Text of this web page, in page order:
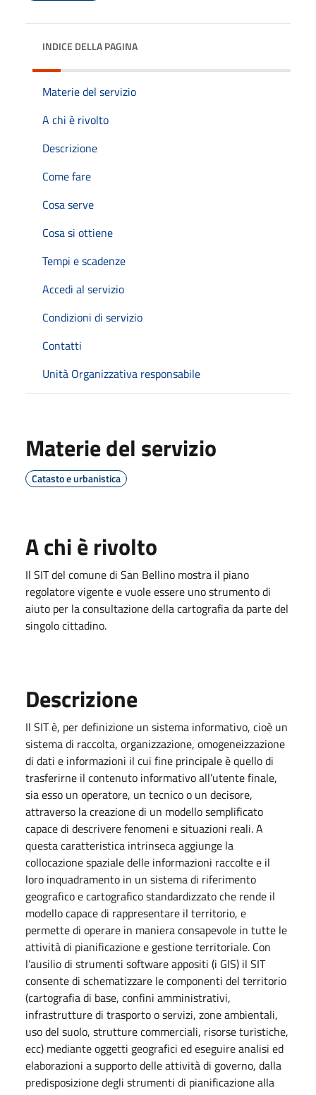
INDICE DELLA PAGINA
Materie del servizio
A chi è rivolto
Descrizione
Come fare
Cosa serve
Cosa si ottiene
Tempi e scadenze
Accedi al servizio
Condizioni di servizio
Contatti
Unità Organizzativa responsabile
Materie del servizio
Catasto e urbanistica
A chi è rivolto
Il SIT del comune di San Bellino mostra il piano
regolatore vigente e vuole essere uno strumento di
aiuto per la consultazione della cartografia da parte del
singolo cittadino.
Descrizione
Il SIT è, per definizione un sistema informativo, cioè un
sistema di raccolta, organizzazione, omogeneizzazione
di dati e informazioni il cui fine principale è quello di
trasferirne il contenuto informativo all’utente finale,
sia esso un operatore, un tecnico o un decisore,
attraverso la creazione di un modello semplificato
capace di descrivere fenomeni e situazioni reali. A
questa caratteristica intrinseca aggiunge la
collocazione spaziale delle informazioni raccolte e il
loro inquadramento in un sistema di riferimento
geografico e cartografico standardizzato che rende il
modello capace di rappresentare il territorio, e
permette di operare in maniera consapevole in tutte le
attività di pianificazione e gestione territoriale. Con
l’ausilio di strumenti software appositi (i GIS) il SIT
consente di schematizzare le componenti del territorio
(cartografia di base, confini amministrativi,
infrastrutture di trasporto o servizi, zone ambientali,
uso del suolo, strutture commerciali, risorse turistiche,
ecc) mediante oggetti geografici ed eseguire analisi ed
elaborazioni a supporto delle attività di governo, dalla
predisposizione degli strumenti di pianificazione alla